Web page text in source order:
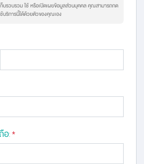
บรวบรวม ใช้ หรือเปิดเผยข้อมูลส่วนบุคคล คุณสามารถกด
ริการนี้ได้ด้วยตัวของคุณเอง
อ: *